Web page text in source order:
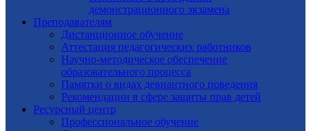
демонстрационного экзамена
Преподавателям
Дистанционное обучение
Аттестация педагогических работников
Научно-методическое обеспечение
образовательного процесса
Памятки о видах девиантного поведения
Рекомендации в сфере защиты прав детей
Ресурсный центр
Профессиональное обучение